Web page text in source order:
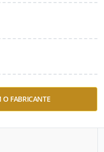
O FABRICANTE
molas internas
um cilindro fácil de
ano.